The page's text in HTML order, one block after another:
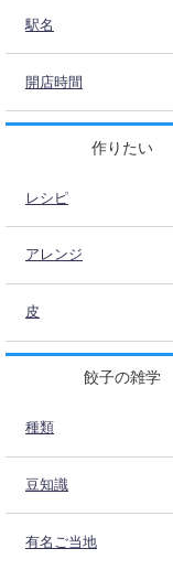
駅名
開店時間
作りたい
レシピ
アレンジ
皮
餃子の雑学
種類
豆知識
有名ご当地